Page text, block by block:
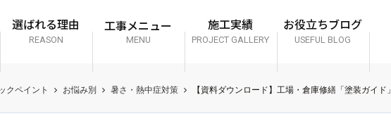
選ばれる理由
REASON
工事メニュー
MENU
施工実績
PROJECT GALLERY
お役立ちブログ
USEFUL BLOG
クペイント お悩み別 暑さ・熱中症対策 【資料ダウンロード】工場・倉庫修繕「塗装ガイド」